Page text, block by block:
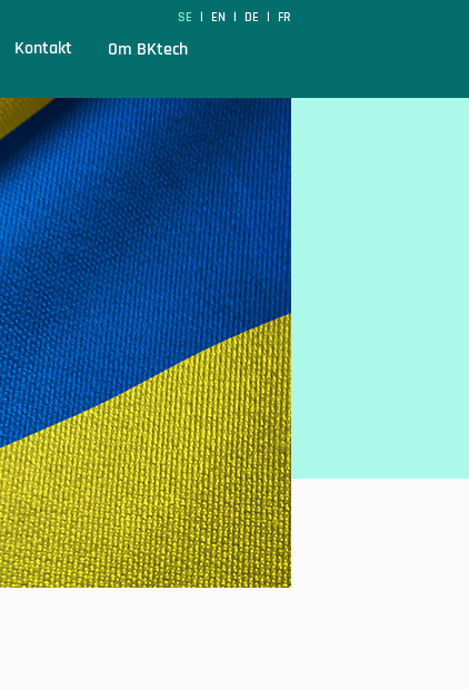
Kontakt Om BKtech
SE | EN | DE | FR